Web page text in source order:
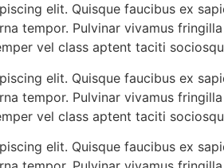
elit. Quisque faucibus ex
tempor. Pulvinar vivamus
vel class aptent taciti
elit. Quisque faucibus ex
tempor. Pulvinar vivamus
vel class aptent taciti
elit. Quisque faucibus ex